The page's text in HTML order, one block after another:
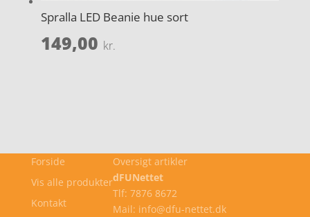
Spralla LED Beanie hue sort
149,00 kr.
Forside
Vis alle produkter
Kontakt
Oversigt artikler
dFUNettet
Tlf: 7876 8672
Mail: info@dfu-nettet.dk